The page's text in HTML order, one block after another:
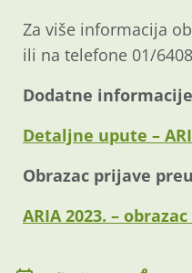
Za više informacija
ili na telefone 01/
Dodatne informacije
Detaljne upute –
Obrazac prijave
ARIA 2023. –